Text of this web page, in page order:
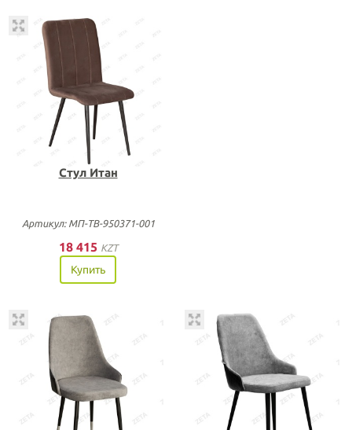
Стул Итан
Артикул: МП-ТВ-950371-001
18 415 KZT
Купить